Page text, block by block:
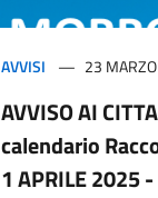
AVVISI 23
AVVISO AI
calendario
1 APRILE 2025 -